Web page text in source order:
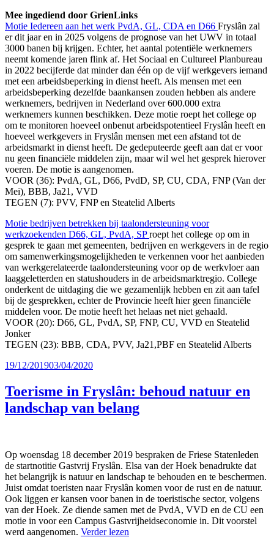
Mee ingediend door GrienLinks
Motie Iedereen aan het werk PvdA, GL, CDA en D66 Fryslân zal
er dit jaar en in 2025 volgens de prognose van het UWV in totaal
3000 banen bij krijgen. Echter, het aantal potentiële werknemers
neemt komende jaren flink af. Het Sociaal en Cultureel Planbureau
in 2022 becijferde dat minder dan één op de vijf werkgevers iemand
met een arbeidsbeperking in dienst heeft. Als mensen met een
arbeidsbeperking dezelfde baankansen zouden hebben als andere
werknemers, bedrijven in Nederland over 600.000 extra
werknemers kunnen beschikken. Deze motie roept het college op
om te monitoren hoeveel onbenut arbeidspotentieel Fryslân heeft en
hoeveel werkgevers in Fryslân mensen met een afstand tot de
arbeidsmarkt in dienst heeft. De gedeputeerde geeft aan dat er voor
nu geen financiële middelen zijn, maar wil wel het gesprek hierover
voeren. De motie is aangenomen.
VOOR (36): PvdA, GL, D66, PvdD, SP, CU, CDA, FNP (Van der
Mei), BBB, Ja21, VVD
TEGEN (7): PVV, FNP en Steatelid Alberts
Motie bedrijven betrekken bij taalondersteuning voor
werkzoekenden D66, GL, PvdA, SProept het college op om in
gesprek te gaan met gemeenten, bedrijven en werkgevers in de regio
om samenwerkingsmogelijkheden te verkennen voor het aanbieden
van werkgerelateerde taalondersteuning voor op de werkvloer aan
laaggeletterden en statushouders in de arbeidsmarktregio. College
onderkent de uitdaging die we gezamenlijk hebben en zit aan tafel
bij de gesprekken, echter de Provincie heeft hier geen financiële
middelen voor. De motie heeft het helaas net niet gehaald.
VOOR (20): D66, GL, PvdA, SP, FNP, CU, VVD en Steatelid
Jonker
TEGEN (23): BBB, CDA, PVV, Ja21,PBF en Steatelid Alberts
Geplaatst
19/12/201903/04/2020
Toerisme in Fryslân: behoud natuur en
landschap van belang
Op woensdag 18 december 2019 bespraken de Friese Statenleden
de startnotitie Gastvrij Fryslân. Elsa van der Hoek benadrukte dat
het belangrijk is natuur en landschap te behouden en te beschermen.
Juist omdat toeristen naar Fryslân komen voor de rust en de natuur.
Ook liggen er kansen voor banen in de toeristische sector, volgens
van der Hoek. Ze diende samen met de PvdA, VVD en de CU een
motie in voor een Campus Gastvrijheidseconomie in. Dit voorstel
werd aangenomen. Verder lezen